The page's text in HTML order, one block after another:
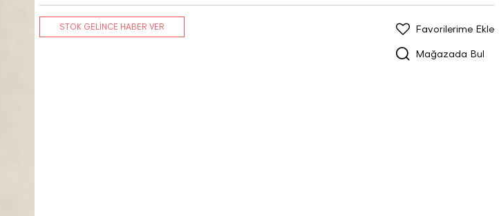
STOK GELİNCE HABER VER
Mağazada Bul
Favorilerime Ekle